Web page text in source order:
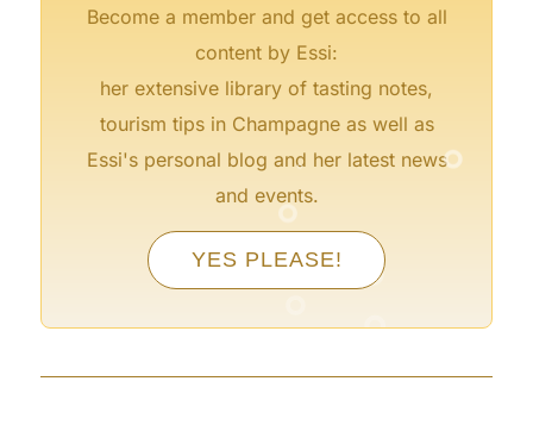
Become a member and get access to all
content by Essi:
her extensive library of tasting notes,
tourism tips in Champagne as well as
Essi's personal blog and her latest news
and events.
YES PLEASE!
°
°
°
° °